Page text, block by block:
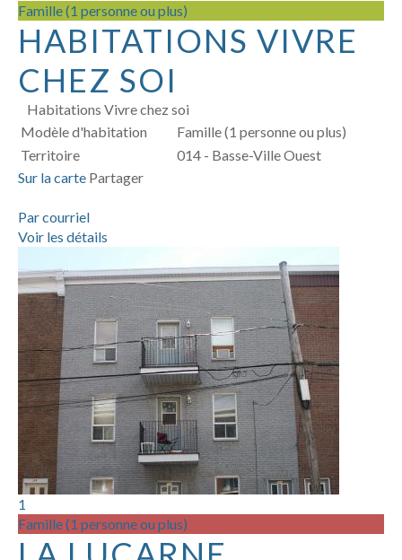
Famille (1 personne ou plus)
HABITATIONS VIVRE
CHEZ SOI
Habitations Vivre chez soi
Modèle d'habitation
Famille (1 personne ou plus)
Territoire
014 - Basse-Ville Ouest
Sur la carte Partager
Par courriel
Voir les détails
1
Famille (1 personne ou plus)